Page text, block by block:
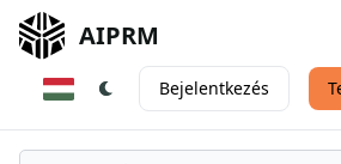
AIPRM
Bejelentkezés